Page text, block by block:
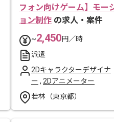
フォン向けゲーム】モー
ョン制作 の求人・案件
~2,450円／時
派遣
2Dキャラクターデザイナ
ー , 2Dアニメーター
若林（東京都）